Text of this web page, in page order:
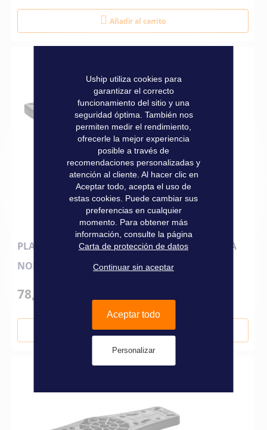
Añadir al carrito
PLATE-FORME FISH FINDER MOUNT RAILBLAZA
NOIR
78,00 €
Añadir al carrito
Uship utiliza cookies para
garantizar el correcto
funcionamiento del sitio y una
seguridad óptima. También nos
permiten medir el rendimiento,
ofrecerle la mejor experiencia
posible a través de
recomendaciones personalizadas y
atención al cliente. Al hacer clic en
Aceptar todo, acepta el uso de
estas cookies. Puede cambiar sus
preferencias en cualquier
momento. Para obtener más
información, consulte la página
Carta de protección de datos
Continuar sin aceptar
Aceptar todo
Personalizar